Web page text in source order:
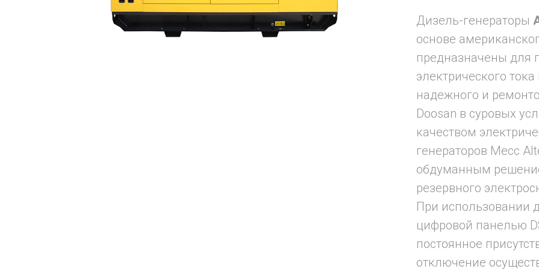
Дизель-генераторы
основе
предназначены для
электрического
надежного и
Doosan в суровых
качеством
генераторов Mecc
обдуманным
резервного
При использовании
цифровой панелью
постоянное
отключение